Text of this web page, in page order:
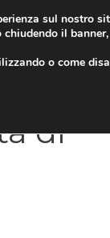
di
sul nostro
il
o come